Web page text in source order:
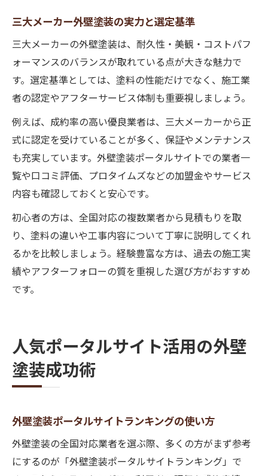
三大メーカー外壁塗装の実力と選定基準
三大メーカーの外壁塗装は、耐久性・美観・コストパフ
ォーマンスのバランスが取れている点が大きな魅力で
す。選定基準としては、塗料の性能だけでなく、施工業
者の認定やアフターサービス体制も重要視しましょう。
例えば、成約率の高い優良業者は、三大メーカーから正
式に認定を受けていることが多く、保証やメンテナンス
も充実しています。外壁塗装ポータルサイトでの業者一
覧や口コミ評価、プロタイムズなどの加盟金やサービス
内容も確認しておくと安心です。
初心者の方は、全国対応の複数業者から見積もりを取
り、塗料の違いや工事内容について丁寧に説明してくれ
るかを比較しましょう。経験豊富な方は、過去の施工実
績やアフターフォローの質を重視した選び方がおすすめ
です。
人気ポータルサイト活用の外壁
塗装成功術
外壁塗装ポータルサイトランキングの使い方
外壁塗装の全国対応業者を選ぶ際、多くの方がまず参考
にするのが「外壁塗装ポータルサイトランキング」で